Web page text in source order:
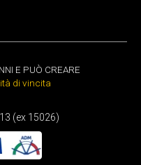
E PUÒ CREARE
di vincita
(ex 15026)